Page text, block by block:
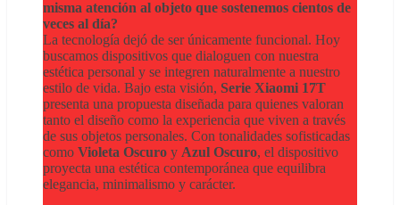
misma atención al objeto que sostenemos cientos de
veces al día?
La tecnología dejó de ser únicamente funcional. Hoy
buscamos dispositivos que dialoguen con nuestra
estética personal y se integren naturalmente a nuestro
estilo de vida. Bajo esta visión, Serie Xiaomi 17T
presenta una propuesta diseñada para quienes valoran
tanto el diseño como la experiencia que viven a través
de sus objetos personales. Con tonalidades sofisticadas
como Violeta Oscuro y Azul Oscuro, el dispositivo
proyecta una estética contemporánea que equilibra
elegancia, minimalismo y carácter.